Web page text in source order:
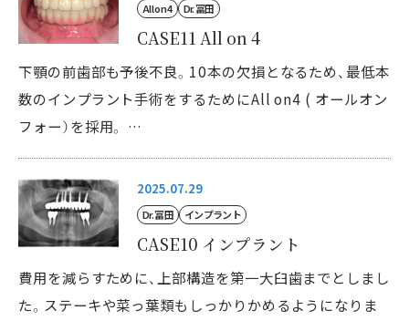
All on 4 Dr. 冨田
CASE11 All on 4
下顎の前歯部も予後不良。10本の欠損となるため、最低本
数のインプラント手術をするためにAll on4 ( オールオン
フォー）を採用。 …
2025.07.29
Dr. 冨田 インプラント
CASE10 インプラント
費用を減らすために、上部構造を第一大臼歯までとしまし
た。ステーキや菜っ葉類もしっかりかめるようになりま